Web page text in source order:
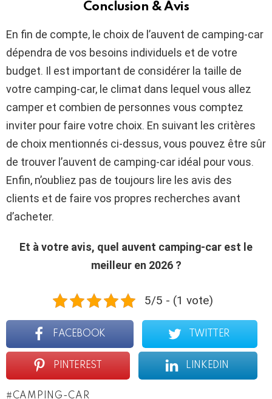
Conclusion & Avis
En fin de compte, le choix de l’auvent de camping-car
dépendra de vos besoins individuels et de votre
budget. Il est important de considérer la taille de
votre camping-car, le climat dans lequel vous allez
camper et combien de personnes vous comptez
inviter pour faire votre choix. En suivant les critères
de choix mentionnés ci-dessus, vous pouvez être sûr
de trouver l’auvent de camping-car idéal pour vous.
Enfin, n’oubliez pas de toujours lire les avis des
clients et de faire vos propres recherches avant
d’acheter.
Et à votre avis, quel auvent camping-car est le
meilleur en 2026 ?
5/5 - (1 vote)
FACEBOOK TWITTER
PINTEREST LINKEDIN
CAMPING-CAR